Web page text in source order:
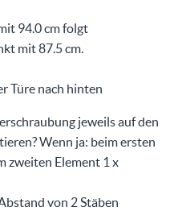
94.0 cm folgt
mit 87.5 cm.
Türe nach hinten
jeweils auf den
Wenn ja: beim ersten
zweiten Element 1 x
von 2 Stäben